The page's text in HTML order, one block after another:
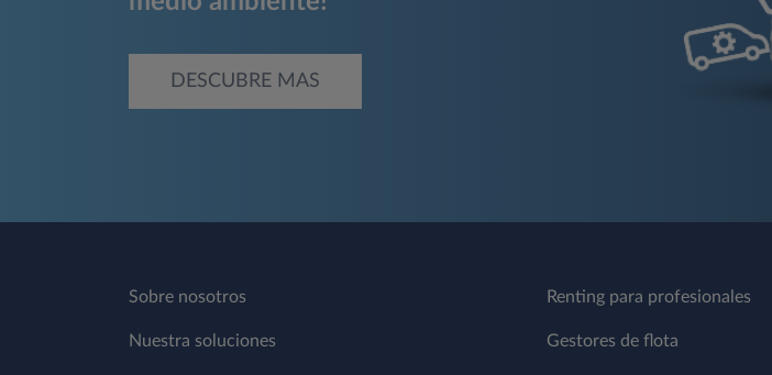
DESCUBRE MAS
Sobre nosotros
Nuestra soluciones
Renting para profesionales
Gestores de flota